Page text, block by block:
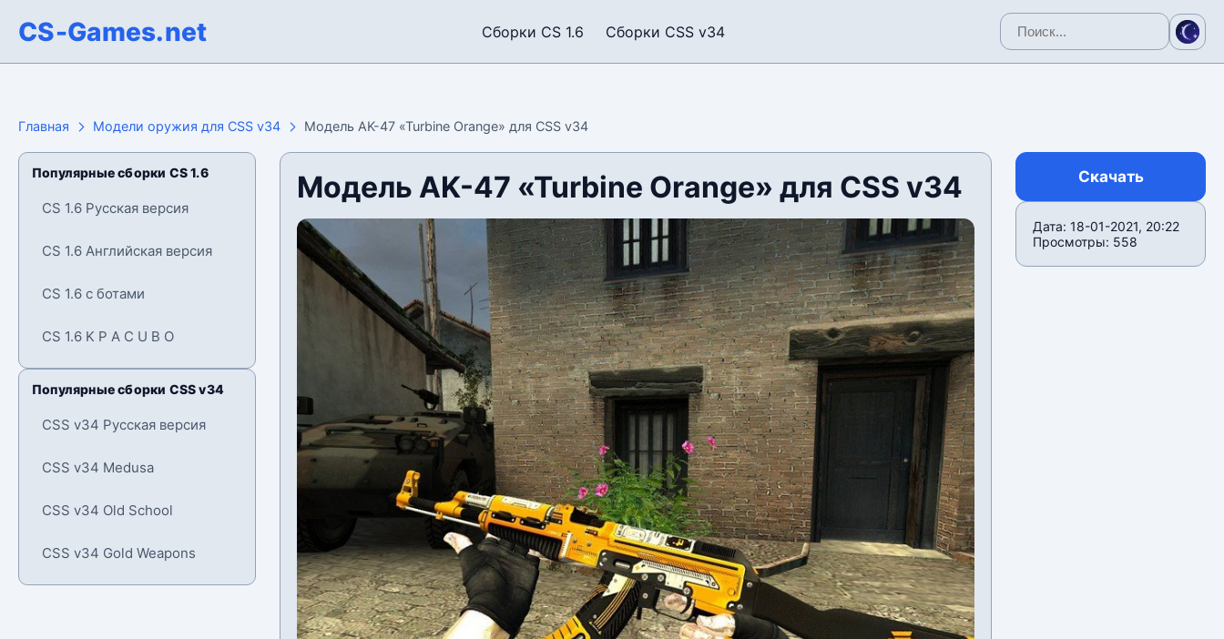
CS-Games.net Сборки CS 1.6 Сборки CSS v34
Главная Модели оружия для CSS v34 Модель AK-47 «Turbine Orange» для CSS v34
Популярные сборки CS 1.6
CS 1.6 Русская версия
CS 1.6 Английская версия
CS 1.6 с ботами
CS 1.6 K P A C U B O
Популярные сборки CSS v34
CSS v34 Русская версия
CSS v34 Medusa
CSS v34 Old School
CSS v34 Gold Weapons
Модель AK-47 «Turbine Orange» для CSS v34 Скачать
Дата: 18-01-2021, 20:22
Просмотры: 558